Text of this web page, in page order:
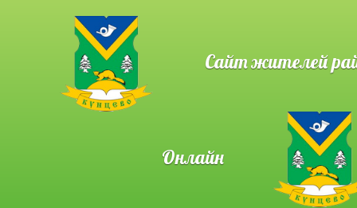
Сайт жителей
Онлайн